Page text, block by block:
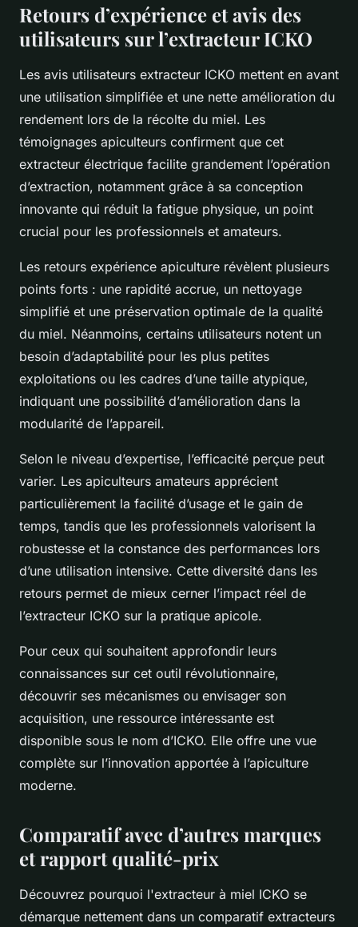
Retours d’expérience et avis des
utilisateurs sur l’extracteur ICKO
Les avis utilisateurs extracteur ICKO mettent en avant
une utilisation simplifiée et une nette amélioration du
rendement lors de la récolte du miel. Les
témoignages apiculteurs confirment que cet
extracteur électrique facilite grandement l’opération
d’extraction, notamment grâce à sa conception
innovante qui réduit la fatigue physique, un point
crucial pour les professionnels et amateurs.
Les retours expérience apiculture révèlent plusieurs
points forts : une rapidité accrue, un nettoyage
simplifié et une préservation optimale de la qualité
du miel. Néanmoins, certains utilisateurs notent un
besoin d’adaptabilité pour les plus petites
exploitations ou les cadres d’une taille atypique,
indiquant une possibilité d’amélioration dans la
modularité de l’appareil.
Selon le niveau d’expertise, l’efficacité perçue peut
varier. Les apiculteurs amateurs apprécient
particulièrement la facilité d’usage et le gain de
temps, tandis que les professionnels valorisent la
robustesse et la constance des performances lors
d’une utilisation intensive. Cette diversité dans les
retours permet de mieux cerner l’impact réel de
l’extracteur ICKO sur la pratique apicole.
Pour ceux qui souhaitent approfondir leurs
connaissances sur cet outil révolutionnaire,
découvrir ses mécanismes ou envisager son
acquisition, une ressource intéressante est
disponible sous le nom d’ICKO. Elle offre une vue
complète sur l’innovation apportée à l’apiculture
moderne.
Comparatif avec d’autres marques
et rapport qualité-prix
Découvrez pourquoi l'extracteur à miel ICKO se
démarque nettement dans un comparatif extracteurs